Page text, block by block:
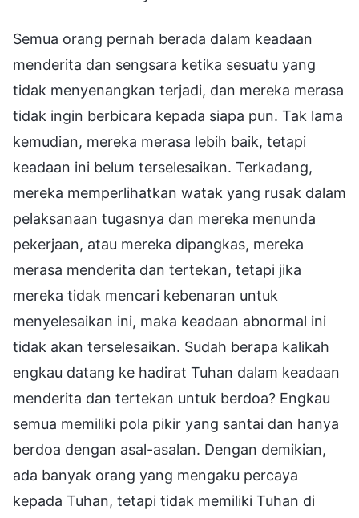
Semua orang pernah berada dalam keadaan
menderita dan sengsara ketika sesuatu yang
tidak menyenangkan terjadi, dan mereka merasa
tidak ingin berbicara kepada siapa pun. Tak lama
kemudian, mereka merasa lebih baik, tetapi
keadaan ini belum terselesaikan. Terkadang,
mereka memperlihatkan watak yang rusak dalam
pelaksanaan tugasnya dan mereka menunda
pekerjaan, atau mereka dipangkas, mereka
merasa menderita dan tertekan, tetapi jika
mereka tidak mencari kebenaran untuk
menyelesaikan ini, maka keadaan abnormal ini
tidak akan terselesaikan. Sudah berapa kalikah
engkau datang ke hadirat Tuhan dalam keadaan
menderita dan tertekan untuk berdoa? Engkau
semua memiliki pola pikir yang santai dan hanya
berdoa dengan asal-asalan. Dengan demikian,
ada banyak orang yang mengaku percaya
kepada Tuhan, tetapi tidak memiliki Tuhan di